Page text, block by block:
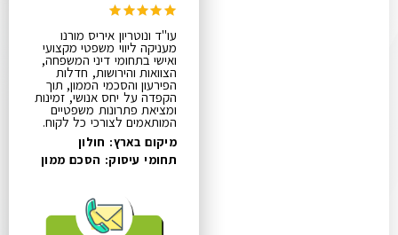
עו"ד ונוטריון איריס מורנו
מעניקה ליווי משפטי מקצועי
ואישי בתחומי דיני המשפחה,
הצוואות והירושות, חדלות
הפירעון והסכמי הממון, תוך
הקפדה על יחס אנושי, זמינות
ומציאת פתרונות משפטיים
המותאמים לצורכי כל לקוח.
מיקום בארץ: חולון
תחומי עיסוק: הסכם ממון